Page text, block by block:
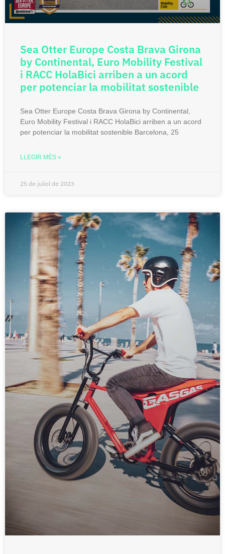
Sea Otter Europe Costa Brava Girona
by Continental, Euro Mobility Festival
i RACC HolaBici arriben a un acord
per potenciar la mobilitat sostenible
Sea Otter Europe Costa Brava Girona by Continental,
Euro Mobility Festival i RACC HolaBici arriben a un acord
per potenciar la mobilitat sostenible Barcelona, 25
LLEGIR MÉS »
25 de juliol de 2023